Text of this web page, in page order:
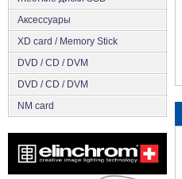
Аксеcсуары
XD card / Memory Stick
DVD / CD / DVM
DVD / CD / DVM
NM card